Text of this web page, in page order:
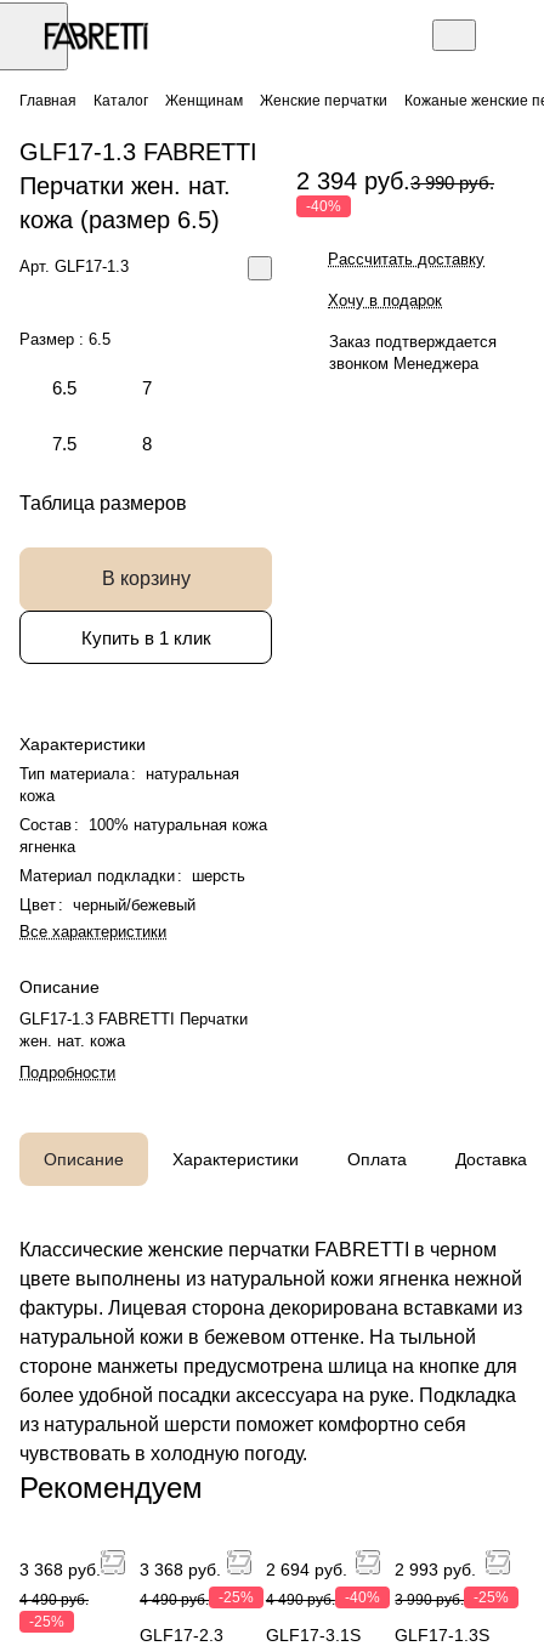
Главная Каталог Женщинам Женские перчатки Кожаные женские
GLF17-1.3 FABRETTI
Перчатки жен. нат.
кожа (размер 6.5)
Арт. GLF17-1.3
Размер : 6.5
6.5 7
7.5 8
Таблица размеров
В корзину
Купить в 1 клик
Характеристики
Тип материала : натуральная
кожа
Состав :
100% натуральная кожа
ягненка
Материал подкладки : шерсть
Цвет : черный/бежевый
Все характеристики
Описание
GLF17-1.3 FABRETTI Перчатки
жен. нат. кожа
Подробности
2 394 руб.3 990 руб.
-40%
Рассчитать доставку
Хочу в подарок
Заказ подтверждается
звонком Менеджера
Описание Характеристики Оплата Доставка
Классические женские перчатки FABRETTI в черном
цвете выполнены из натуральной кожи ягненка нежной
фактуры. Лицевая сторона декорирована вставками из
натуральной кожи в бежевом оттенке. На тыльной
стороне манжеты предусмотрена шлица на кнопке для
более удобной посадки аксессуара на руке. Подкладка
из натуральной шерсти поможет комфортно себя
чувствовать в холодную погоду.
Рекомендуем
3 368 руб.
4 490 руб.
-25%
3 368 руб.
4 490 руб. -25%
GLF17-2.3
2 694 руб.
4 490 руб. -40%
GLF17-3.1S
2 993 руб.
3 990 руб. -25%
GLF17-1.3S